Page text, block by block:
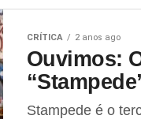
CRÍTICA 2 anos ago
Ouvimos:
Stampede é o